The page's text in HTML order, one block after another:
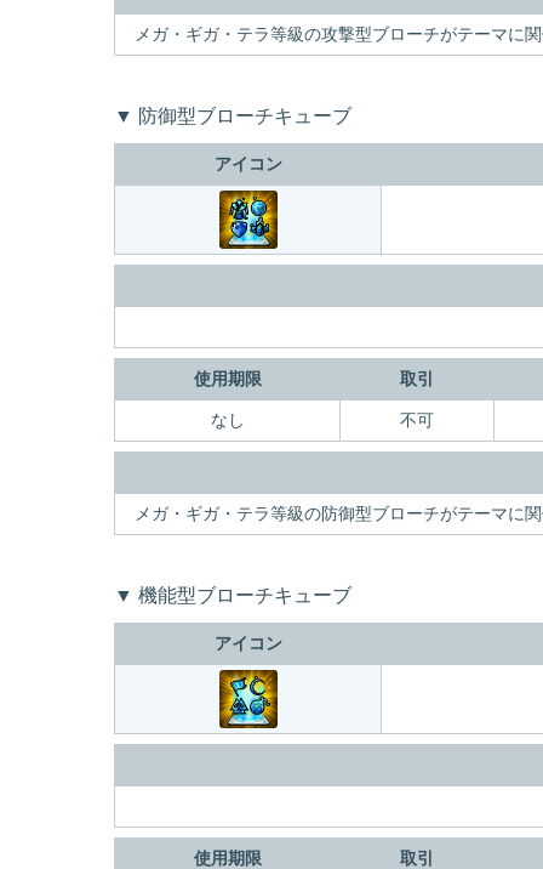
メガ・ギガ・テラ等級の攻撃型ブローチがテーマに
▼ 防御型ブローチキューブ
アイコン
使用期限 取引
なし 不可
メガ・ギガ・テラ等級の防御型ブローチがテーマに
▼ 機能型ブローチキューブ
アイコン
使用期限 取引